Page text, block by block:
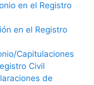
en el Registro
en el Registro
Capitulaciones
Civil
de